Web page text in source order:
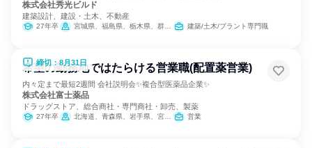
株式会社秀光ビルド
建築設計、建設・土木、不動産
27年卒 宮城県、福島県、栃木県、群馬県、富山県、石川県、福井県、長野県、岐阜県、静岡県、愛知県、三重県、滋賀県、京都府、大阪府、兵庫県、奈良県、和歌山県、岡山県、徳島県、香川県、愛媛県 建築/土木/プラント専門職
締切：8月31日
希望の勤務地ではたらける営業職(配置薬営業)
内々定まで最短2週間 会社説明会✨複合型医薬品企業✨
株式会社富士薬品
ドラッグストア、総合商社・専門商社・卸売、製薬
27年卒 北海道、青森県、岩手県、宮城県、秋田県、山形県、福島県、茨城県、栃木県、群馬県、埼玉県、千葉県、東京都、神奈川県、新潟県、富山県、石川県、福井県、山梨県、長野県、岐阜県、静岡県、愛知県、三重県、滋賀県、京都府、大阪府、兵庫県、奈良県、和歌山県、鳥取県、島根県、岡山県、広島県、山口県、徳島県、香川県、愛媛県、高知県、福岡県、佐賀県、長崎県、熊本県、大分県、宮崎県、鹿児島県、沖縄県 営業